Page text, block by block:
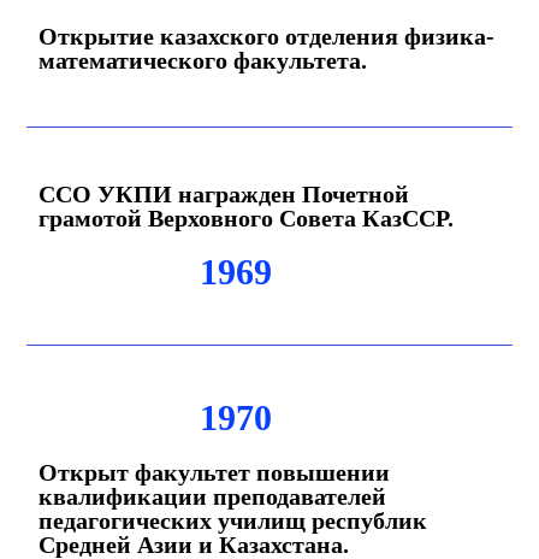
Открытие казахского отделения физика-
математического факультета.
ССО УКПИ награжден Почетной
грамотой Верховного Совета КазССР.
1969
1970
Открыт факультет повышении
квалификации преподавателей
педагогических училищ республик
Средней Азии и Казахстана.